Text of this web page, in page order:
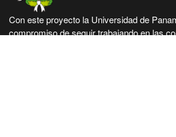
Con este proyecto la Universidad de
compromiso de seguir trabajando en las